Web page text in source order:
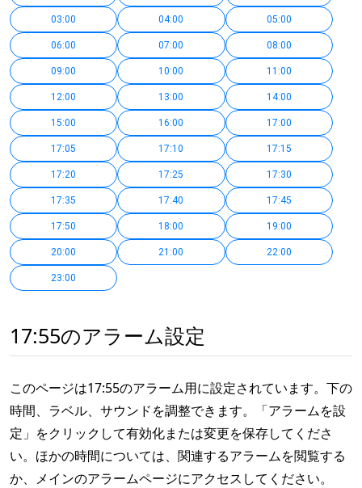
03:00 04:00 05:00
06:00 07:00 08:00
09:00 10:00 11:00
12:00 13:00 14:00
15:00 16:00 17:00
17:05 17:10 17:15
17:20 17:25 17:30
17:35 17:40 17:45
17:50 18:00 19:00
20:00 21:00 22:00
23:00
17:55のアラーム設定
このページは17:55のアラーム用に設定されています。下の
時間、ラベル、サウンドを調整できます。「アラームを設
定」をクリックして有効化または変更を保存してくださ
い。ほかの時間については、関連するアラームを閲覧する
か、メインのアラームページにアクセスしてください。